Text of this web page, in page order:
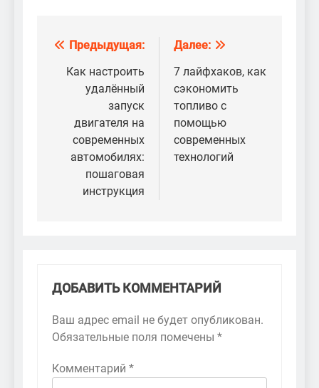
Навигация
по
записям
Предыдущая:
Как настроить
удалённый
запуск
двигателя на
современных
автомобилях:
пошаговая
инструкция
Далее:
7 лайфхаков, как
сэкономить
топливо с
помощью
современных
технологий
ДОБАВИТЬ КОММЕНТАРИЙ
Ваш адрес email не будет опубликован.
Обязательные поля помечены *
Комментарий *